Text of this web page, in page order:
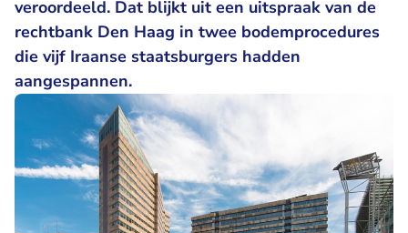
veroordeeld. Dat blijkt uit een uitspraak van de
rechtbank Den Haag in twee bodemprocedures
die vijf Iraanse staatsburgers hadden
aangespannen.